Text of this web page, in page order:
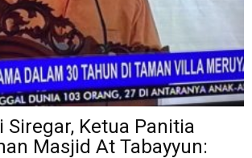
Siregar, Ketua Panitia
Masjid At Tabayyun: